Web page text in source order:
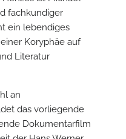
fachkundiger
ein lebendiges
Koryphäe auf
Literatur
an
das vorliegende
Dokumentarfilm